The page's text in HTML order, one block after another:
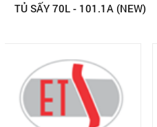
TỦ SẤY 70L - 101.1A (NEW)